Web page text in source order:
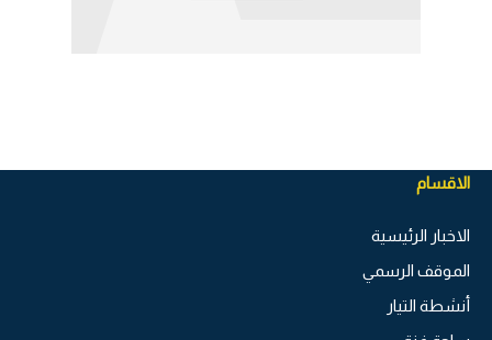
الاقسام
الاخبار الرئيسية
الموقف الرسمي
أنشطة التيار